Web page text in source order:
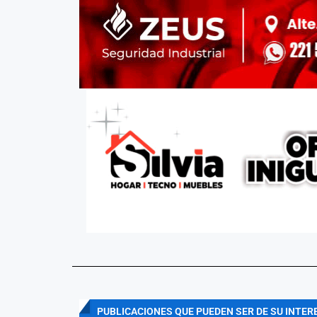
PUBLICACIONES QUE PUEDEN SER DE SU